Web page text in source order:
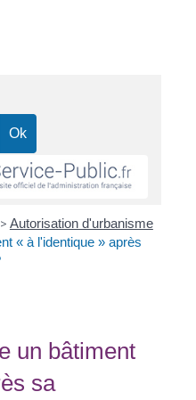
> Autorisation d'urbanisme
« à l'identique » après
un bâtiment
sa